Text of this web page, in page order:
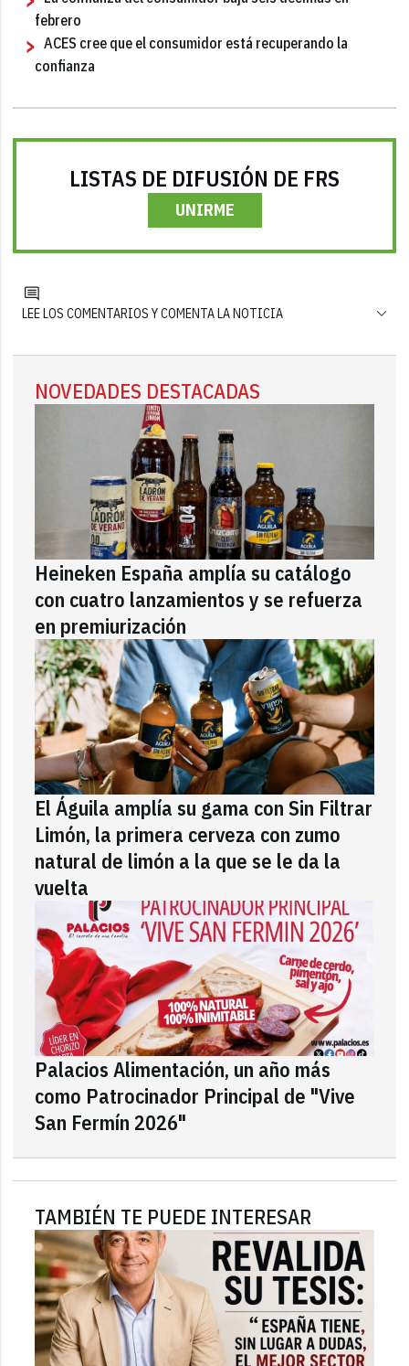
febrero
ACES cree que el consumidor está recuperando la
confianza
LISTAS DE DIFUSIÓN DE FRS
UNIRME
LEE LOS COMENTARIOS Y COMENTA LA NOTICIA
NOVEDADES DESTACADAS
Heineken España amplía su catálogo
con cuatro lanzamientos y se refuerza
en premiurización
El Águila amplía su gama con Sin Filtrar
Limón, la primera cerveza con zumo
natural de limón a la que se le da la
vuelta
Palacios Alimentación, un año más
como Patrocinador Principal de "Vive
San Fermín 2026"
TAMBIÉN TE PUEDE INTERESAR